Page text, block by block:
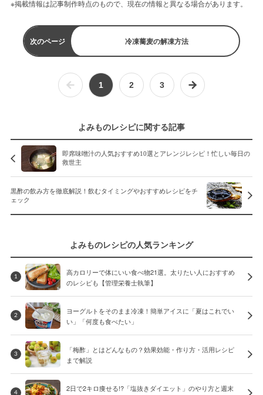
※掲載情報は記事制作時点のもので、現在の情報と異なる場合があります。
次のページ 冷凍蕎麦の解凍方法
1 2 3
よみものレシピに関する記事
即席味噌汁の人気おすすめ10選とアレンジレシピ！忙しい毎日の
救世主
黒酢の飲み方を徹底解説！飲むタイミングやおすすめレシピをチ
ェック
よみものレシピの人気ランキング
1
高カロリーで体にいい食べ物21選。太りたい人におすすめ
のレシピも【管理栄養士執筆】
2
ヨーグルトをそのまま冷凍！簡単アイスに「夏はこれでい
い」「何度も食べたい」
3
「梅酢」とはどんなもの？効果効能・作り方・活用レシピ
まで解説
4
2日で2キロ痩せる!?「塩抜きダイエット」のやり方と週末